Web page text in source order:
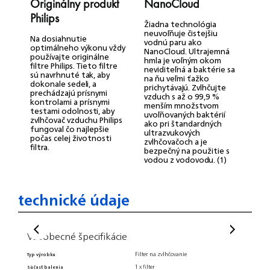
Originálny produkt
Philips
Na dosiahnutie
optimálneho výkonu vždy
používajte originálne
filtre Philips. Tieto filtre
sú navrhnuté tak, aby
dokonale sedeli, a
prechádzajú prísnymi
kontrolami a prísnymi
testami odolnosti, aby
zvlhčovač vzduchu Philips
fungoval čo najlepšie
počas celej životnosti
filtra.
NanoCloud
Žiadna technológia
neuvoľňuje čistejšiu
vodnú paru ako
NanoCloud. Ultrajemná
hmla je voľným okom
neviditeľná a baktérie sa
na ňu veľmi ťažko
prichytávajú. Zvlhčujte
vzduch s až o 99,9 %
menším množstvom
uvoľňovaných baktérií
ako pri štandardných
ultrazvukových
zvlhčovačoch a je
bezpečný na použitie s
vodou z vodovodu. (1)
technické údaje
Všeobecné špecifikácie
Typ výrobku
Súčasť balenia
Filter na zvlhčovanie
1 x filter